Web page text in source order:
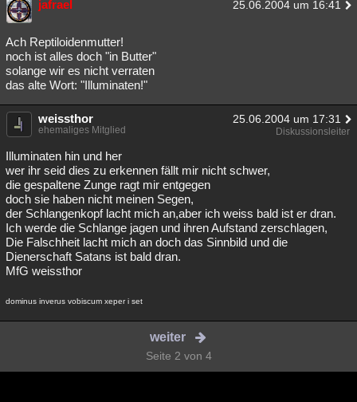
jafrael 25.06.2004 um 16:41
Ach Reptiloidenmutter!
noch ist alles doch "in Butter"
solange wir es nicht verraten
das alte Wort: "Illuminaten!"
weissthor 25.06.2004 um 17:31
ehemaliges Mitglied Diskussionsleiter
Illuminaten hin und her
wer ihr seid dies zu erkennen fällt mir nicht schwer,
die gespaltene Zunge ragt mir entgegen
doch sie haben nicht meinen Segen,
der Schlangenkopf lacht mich an,aber ich weiss bald ist er dran.
Ich werde die Schlange jagen und ihren Aufstand zerschlagen,
Die Falschheit lacht mich an doch das Sinnbild und die
Dienerschaft Satans ist bald dran.
MfG weissthor
dominus inverus vobiscum xeper i set
weiter
Seite 2 von 4